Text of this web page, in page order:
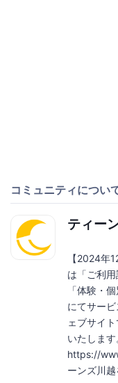
コミュニティについ
ティー
【2024年
は「ご利
「体験・
にてサー
ェブサイ
いたしま
https://
ーンズ川